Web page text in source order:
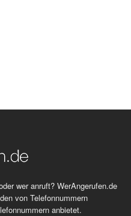
wer anruft? WerAngerufen.de
von Telefonnummern
anbietet.